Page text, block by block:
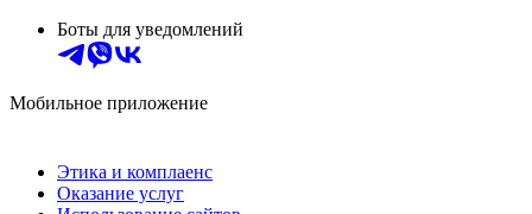
Боты для уведомлений
Мобильное приложение
Этика и комплаенс
Оказание услуг